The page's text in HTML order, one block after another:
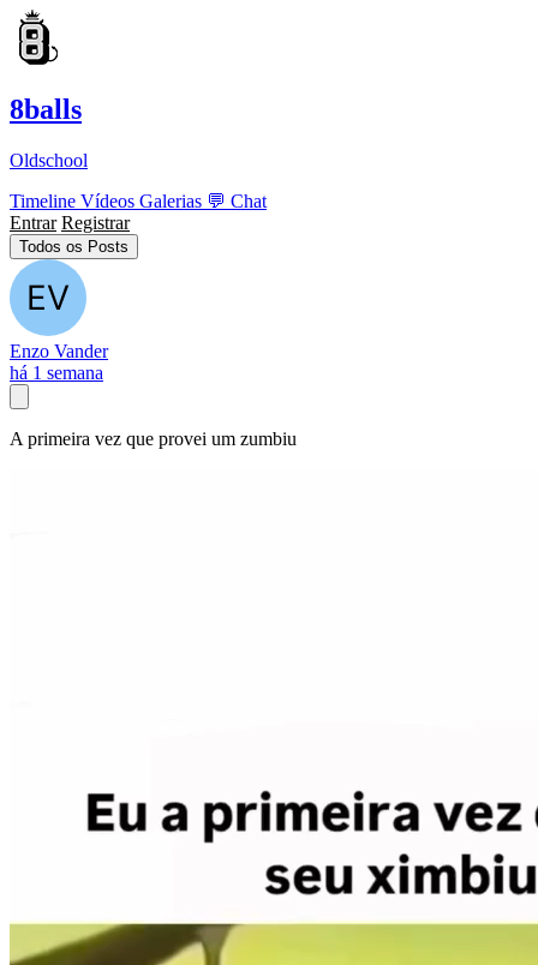
8balls
Oldschool
Timeline Vídeos Galerias 💬 Chat
Entrar Registrar
Todos os Posts
Enzo Vander
há 1 semana
A primeira vez que provei um zumbiu